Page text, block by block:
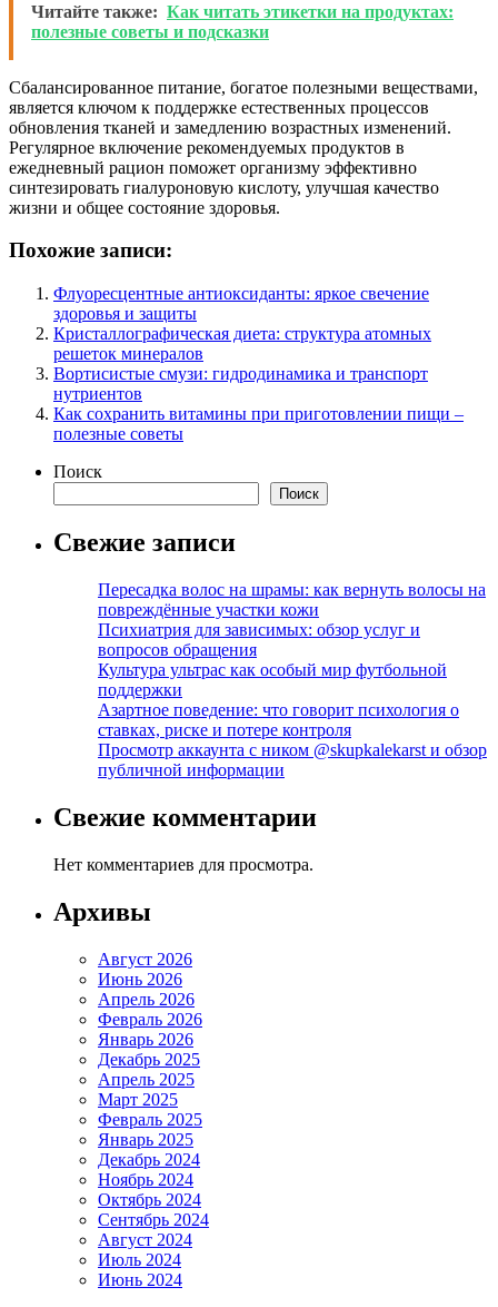
Читайте также: Как читать этикетки на продуктах:
полезные советы и подсказки
Сбалансированное питание, богатое полезными веществами,
является ключом к поддержке естественных процессов
обновления тканей и замедлению возрастных изменений.
Регулярное включение рекомендуемых продуктов в
ежедневный рацион поможет организму эффективно
синтезировать гиалуроновую кислоту, улучшая качество
жизни и общее состояние здоровья.
Похожие записи:
Флуоресцентные антиоксиданты: яркое свечение
здоровья и защиты
Кристаллографическая диета: структура атомных
решеток минералов
Вортисистые смузи: гидродинамика и транспорт
нутриентов
Как сохранить витамины при приготовлении пищи –
полезные советы
Поиск
Поиск
Свежие записи
Пересадка волос на шрамы: как вернуть волосы на
повреждённые участки кожи
Психиатрия для зависимых: обзор услуг и
вопросов обращения
Культура ультрас как особый мир футбольной
поддержки
Азартное поведение: что говорит психология о
ставках, риске и потере контроля
Просмотр аккаунта с ником @skupkalekarst и обзор
публичной информации
Свежие комментарии
Нет комментариев для просмотра.
Архивы
Август 2026
Июнь 2026
Апрель 2026
Февраль 2026
Январь 2026
Декабрь 2025
Апрель 2025
Март 2025
Февраль 2025
Январь 2025
Декабрь 2024
Ноябрь 2024
Октябрь 2024
Сентябрь 2024
Август 2024
Июль 2024
Июнь 2024